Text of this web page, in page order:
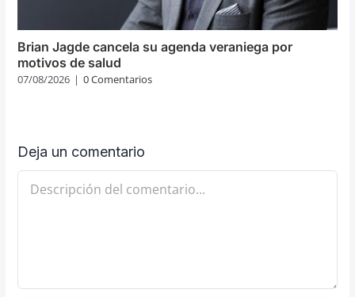
Brian Jagde cancela su agenda veraniega por
motivos de salud
07/08/2026 | 0 Comentarios
Deja un comentario
Comentario